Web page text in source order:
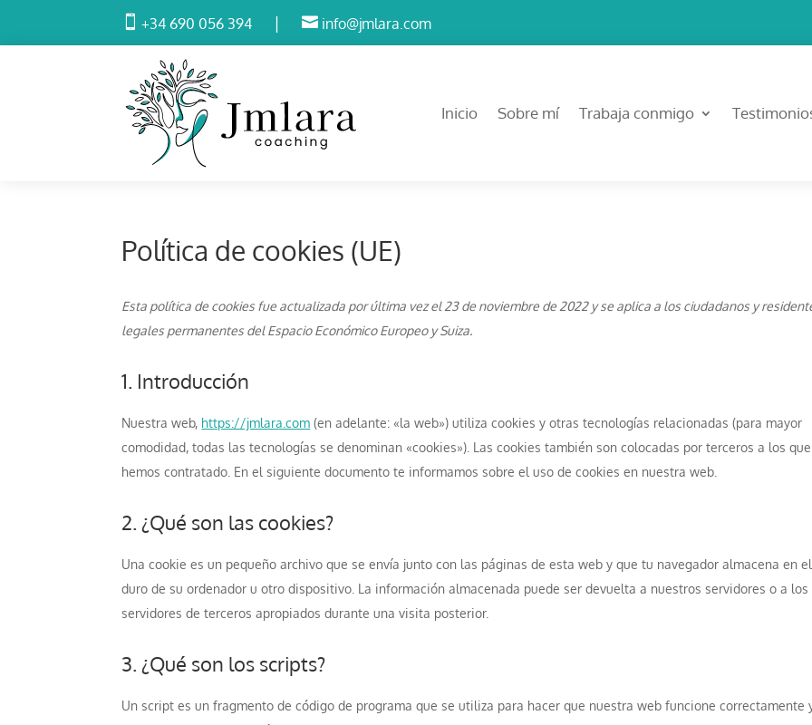
 +34 690 056 394 |  info@jmlara.com
Inicio Sobre mí Trabaja conmigo
Política de cookies (UE)
Esta política de cookies fue actualizada por última vez el 23 de noviembre de 2022 y se aplica a los ciudadanos y
legales permanentes del Espacio Económico Europeo y Suiza.
1. Introducción
Nuestra web, https://jmlara.com (en adelante: «la web») utiliza cookies y otras tecnologías relacionadas (para mayor
comodidad, todas las tecnologías se denominan «cookies»). Las cookies también son colocadas por terceros a los que
hemos contratado. En el siguiente documento te informamos sobre el uso de cookies en nuestra web.
2. ¿Qué son las cookies?
Una cookie es un pequeño archivo que se envía junto con las páginas de esta web y que tu navegador almacena en
duro de su ordenador u otro dispositivo. La información almacenada puede ser devuelta a nuestros servidores o a los
servidores de terceros apropiados durante una visita posterior.
3. ¿Qué son los scripts?
Un script es un fragmento de código de programa que se utiliza para hacer que nuestra web funcione correctamente